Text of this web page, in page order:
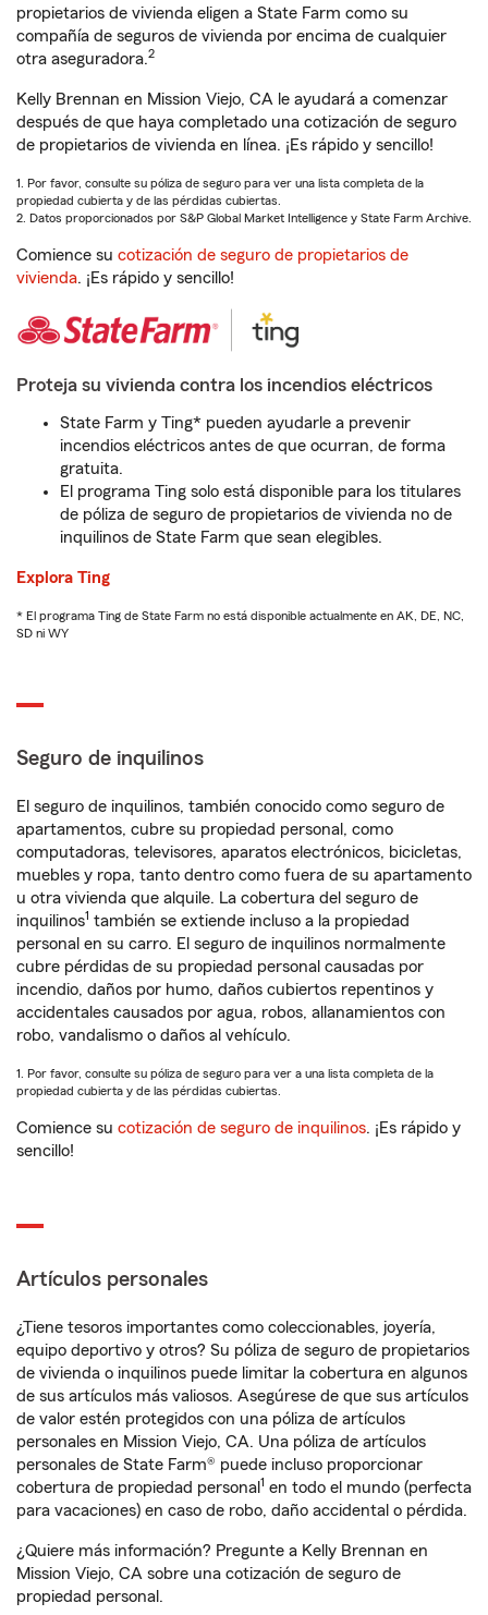
propietarios de vivienda eligen a State Farm como su
compañía de seguros de vivienda por encima de cualquier
otra aseguradora.2
Kelly Brennan en Mission Viejo, CA le ayudará a comenzar
después de que haya completado una cotización de seguro
de propietarios de vivienda en línea. ¡Es rápido y sencillo!
1. Por favor, consulte su póliza de seguro para ver una lista completa de la
propiedad cubierta y de las pérdidas cubiertas.
2. Datos proporcionados por S&P Global Market Intelligence y State Farm Archive.
Comience su cotización de seguro de propietarios de
vivienda. ¡Es rápido y sencillo!
Proteja su vivienda contra los incendios eléctricos
State Farm y Ting* pueden ayudarle a prevenir
incendios eléctricos antes de que ocurran, de forma
gratuita.
El programa Ting solo está disponible para los titulares
de póliza de seguro de propietarios de vivienda no de
inquilinos de State Farm que sean elegibles.
Explora Ting
* El programa Ting de State Farm no está disponible actualmente en AK, DE, NC,
SD ni WY
Seguro de inquilinos
El seguro de inquilinos, también conocido como seguro de
apartamentos, cubre su propiedad personal, como
computadoras, televisores, aparatos electrónicos, bicicletas,
muebles y ropa, tanto dentro como fuera de su apartamento
u otra vivienda que alquile. La cobertura del seguro de
inquilinos1 también se extiende incluso a la propiedad
personal en su carro. El seguro de inquilinos normalmente
cubre pérdidas de su propiedad personal causadas por
incendio, daños por humo, daños cubiertos repentinos y
accidentales causados por agua, robos, allanamientos con
robo, vandalismo o daños al vehículo.
1. Por favor, consulte su póliza de seguro para ver a una lista completa de la
propiedad cubierta y de las pérdidas cubiertas.
Comience su cotización de seguro de inquilinos. ¡Es rápido y
sencillo!
Artículos personales
¿Tiene tesoros importantes como coleccionables, joyería,
equipo deportivo y otros? Su póliza de seguro de propietarios
de vivienda o inquilinos puede limitar la cobertura en algunos
de sus artículos más valiosos. Asegúrese de que sus artículos
de valor estén protegidos con una póliza de artículos
personales en Mission Viejo, CA. Una póliza de artículos
personales de State Farm® puede incluso proporcionar
cobertura de propiedad personal 1 en todo el mundo (perfecta
para vacaciones) en caso de robo, daño accidental o pérdida.
¿Quiere más información? Pregunte a Kelly Brennan en
Mission Viejo, CA sobre una cotización de seguro de
propiedad personal.